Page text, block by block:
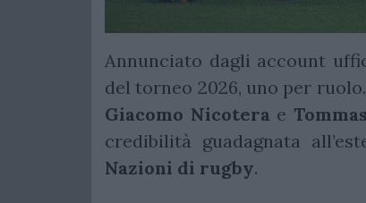
Annunciato dagli account
del torneo 2026, uno per
Giacomo Nicoterae
credibilità guadagnata
Nazioni di rugby.